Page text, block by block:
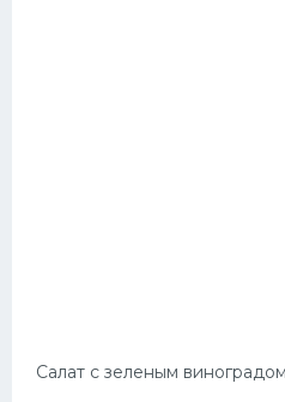
Салат с зеленым